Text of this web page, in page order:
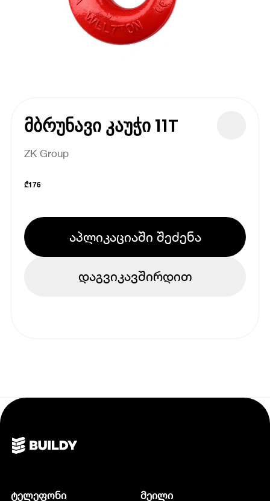
მბრუნავი კაუჭი 11T
ZK Group
₾176
აპლიკაციაში შეძენა
დაგვიკავშირდით
ტელეფონი მეილი